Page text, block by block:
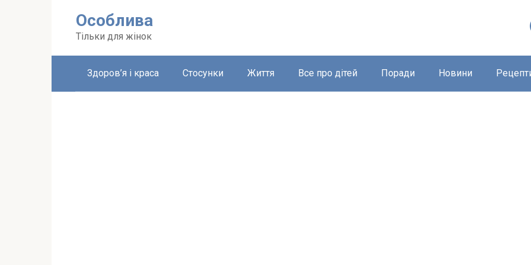
Особлива
Тільки для жінок
Здоров’я і краса Стосунки Життя Все про дітей Поради Новини